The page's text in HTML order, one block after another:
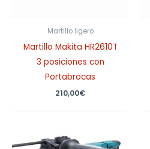
Martillo ligero
Martillo Makita HR2610T
3 posiciones con
Portabrocas
210,00€